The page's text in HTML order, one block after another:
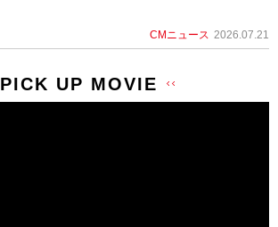
CMニュース 2026.07.21
PICK UP MOVIE